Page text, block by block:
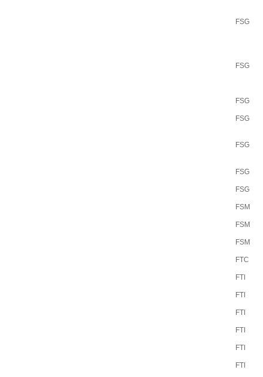
FSG
FSG
FSG
FSG
FSG
FSG
FSG
FSM
FSM
FSM
FTC
FTI
FTI
FTI
FTI
FTI
FTI